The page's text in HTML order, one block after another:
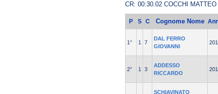
CR: 00:30.02 COCCHI
P S C Cognome Nome
1° 1 7
DAL FERRO
GIOVANNI
2° 1 3
ADDESSO
RICCARDO
SCHIAVINATO